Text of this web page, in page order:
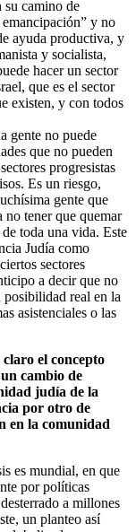
su camino de
y no
ayuda productiva, y
y socialista,
hacer un sector
que es el sector
existen, y con todos
gente no puede
que no pueden
progresistas
Es un riesgo,
gente que
tener que quemar
toda una vida. Este
Judía como
sectores
a decir que no
posibilidad real en la
asistenciales o las
el concepto
cambio de
judía de la
por otro de
en la comunidad
es mundial, en que
por políticas
a millones
un planteo así